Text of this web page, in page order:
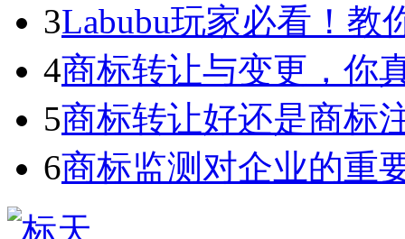
3Labubu玩家必看！教
4商标转让与变更，你
5商标转让好还是商标
6商标监测对企业的重